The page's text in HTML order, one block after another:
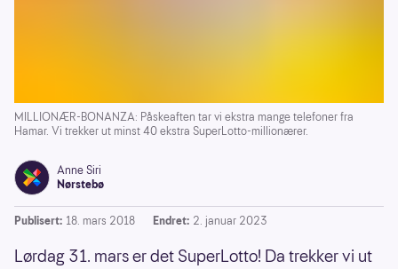
MILLIONÆR-BONANZA: Påskeaften tar vi ekstra mange telefoner fra
Hamar. Vi trekker ut minst 40 ekstra SuperLotto-millionærer.
Anne Siri
Nørstebø
Publisert: 18. mars 2018 Endret: 2. januar 2023
Lørdag 31. mars er det SuperLotto! Da trekker vi ut